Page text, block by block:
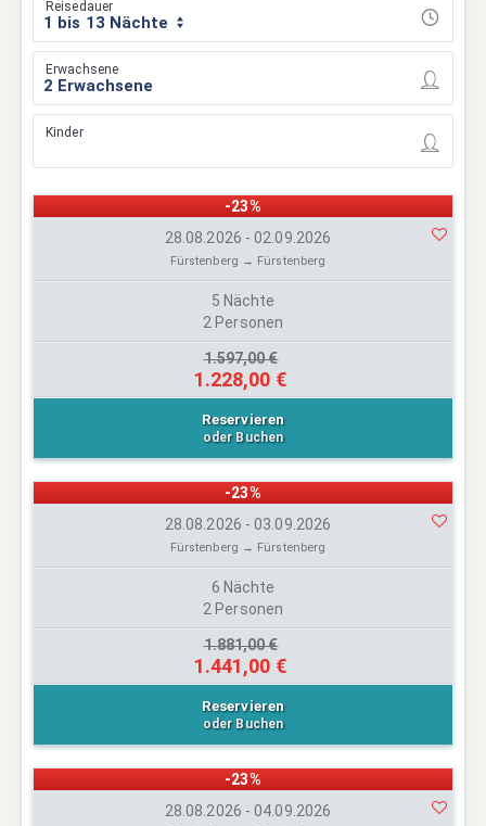
Reisedauer
1 bis 13 Nächte
Erwachsene
Kinder
-23%
28.08.2026 - 02.09.2026
Fürstenberg → Fürstenberg
5 Nächte
2 Personen
1.597,00 €
1.228,00 €
Reservieren
oder Buchen
-23%
28.08.2026 - 03.09.2026
Fürstenberg → Fürstenberg
6 Nächte
2 Personen
1.881,00 €
1.441,00 €
Reservieren
oder Buchen
-23%
28.08.2026 - 04.09.2026